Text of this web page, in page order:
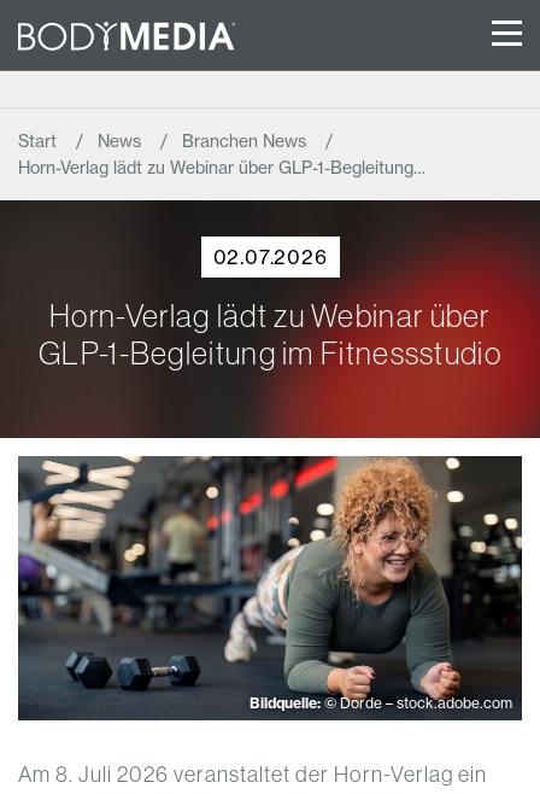
Start News
Branchen News
Horn-Verlag lädt zu Webinar über GLP-1-Begleitung…
02.07.2026
Horn-Verlag lädt zu Webinar über
GLP-1-Begleitung im Fitnessstudio
Bildquelle: © Dorde – stock.adobe.com
Am 8. Juli 2026 veranstaltet der Horn-Verlag ein